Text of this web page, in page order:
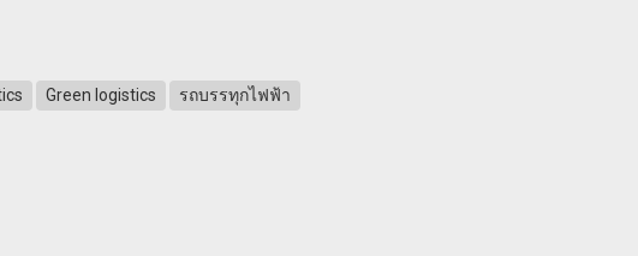
Green logistics รถบรรทุกไฟฟ้า